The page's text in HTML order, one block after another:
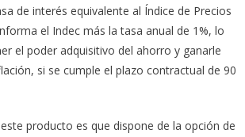
de interés equivalente al Índice de Precios
el Indec más la tasa anual de 1%, lo
el poder adquisitivo del ahorro y ganarle
si se cumple el plazo contractual de 90
producto es que dispone de la opción de